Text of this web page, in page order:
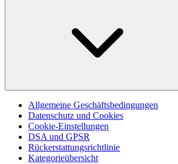
Allgemeine Geschäftsbedingungen
Datenschutz und Cookies
Cookie-Einstellungen
DSA und GPSR
Rückerstattungsrichtlinie
Kategorieübersicht